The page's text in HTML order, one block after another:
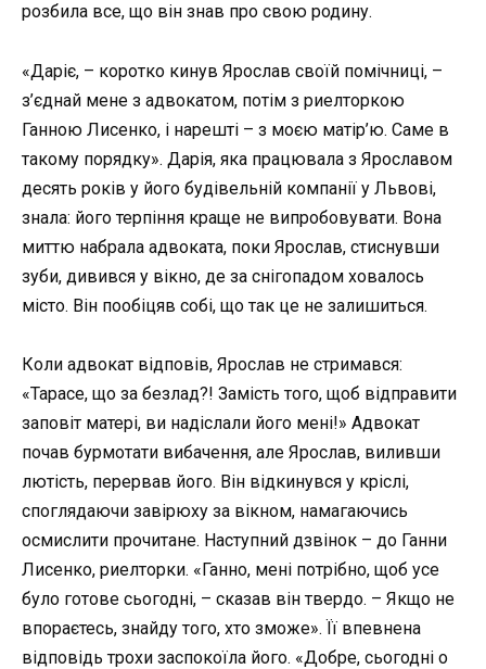
розбила все, що він знав про свою родину.
«Даріє, – коротко кинув Ярослав своїй помічниці, –
з’єднай мене з адвокатом, потім з риелторкою
Ганною Лисенко, і нарешті – з моєю матір’ю. Саме в
такому порядку». Дарія, яка працювала з Ярославом
десять років у його будівельній компанії у Львові,
знала: його терпіння краще не випробовувати. Вона
миттю набрала адвоката, поки Ярослав, стиснувши
зуби, дивився у вікно, де за снігопадом ховалось
місто. Він пообіцяв собі, що так це не залишиться.
Коли адвокат відповів, Ярослав не стримався:
«Тарасе, що за безлад?! Замість того, щоб відправити
заповіт матері, ви надіслали його мені!» Адвокат
почав бурмотати вибачення, але Ярослав, виливши
лютість, перервав його. Він відкинувся у кріслі,
споглядаючи завірюху за вікном, намагаючись
осмислити прочитане. Наступний дзвінок – до Ганни
Лисенко, риелторки. «Ганно, мені потрібно, щоб усе
було готове сьогодні, – сказав він твердо. – Якщо не
впораєтесь, знайду того, хто зможе». Її впевнена
відповідь трохи заспокоїла його. «Добре, сьогодні о